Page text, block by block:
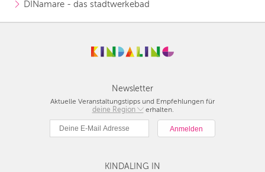
DINamare - das stadtwerkebad
Newsletter
Aktuelle Veranstaltungstipps und Empfehlungen für
deine Region
Berlin
München
Hamburg
Köln
erhalten.
KINDALING IN